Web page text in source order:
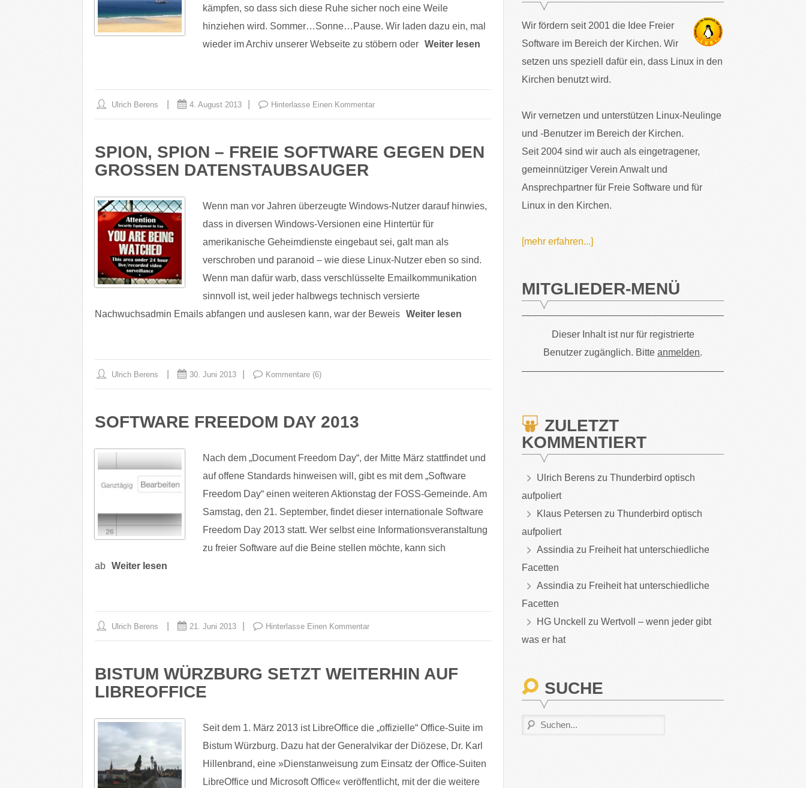
kämpfen, so dass sich diese Ruhe sicher noch eine Weile
hinziehen wird. Sommer…Sonne…Pause. Wir laden dazu ein, mal
wieder im Archiv unserer Webseite zu stöbern oder Weiter lesen
Ulrich Berens 4. August 2013 Hinterlasse Einen Kommentar
SPION, SPION – FREIE SOFTWARE GEGEN DEN
GROSSEN DATENSTAUBSAUGER
Wenn man vor Jahren überzeugte Windows-Nutzer darauf hinwies,
dass in diversen Windows-Versionen eine Hintertür für
amerikanische Geheimdienste eingebaut sei, galt man als
verschroben und paranoid – wie diese Linux-Nutzer eben so sind.
Wenn man dafür warb, dass verschlüsselte Emailkommunikation
sinnvoll ist, weil jeder halbwegs technisch versierte
Nachwuchsadmin Emails abfangen und auslesen kann, war der Beweis Weiter lesen
Ulrich Berens 30. Juni 2013 Kommentare (6)
SOFTWARE FREEDOM DAY 2013
Nach dem „Document Freedom Day“, der Mitte März stattfindet und
auf offene Standards hinweisen will, gibt es mit dem „Software
Freedom Day“ einen weiteren Aktionstag der FOSS-Gemeinde. Am
Samstag, den 21. September, findet dieser internationale Software
Freedom Day 2013 statt. Wer selbst eine Informationsveranstaltung
zu freier Software auf die Beine stellen möchte, kann sich
ab Weiter lesen
Ulrich Berens 21. Juni 2013 Hinterlasse Einen Kommentar
BISTUM WÜRZBURG SETZT WEITERHIN AUF
LIBREOFFICE
Seit dem 1. März 2013 ist LibreOffice die „offizielle“ Office-Suite im
Bistum Würzburg. Dazu hat der Generalvikar der Diözese, Dr. Karl
Hillenbrand, eine »Dienstanweisung zum Einsatz der Office-Suiten
LibreOffice und Microsoft Office« veröffentlicht, mit der die weitere
Wir fördern seit 2001 die Idee Freier
Software im Bereich der Kirchen. Wir
setzen uns speziell dafür ein, dass Linux in den
Kirchen benutzt wird.
Wir vernetzen und unterstützen Linux-Neulinge
und -Benutzer im Bereich der Kirchen.
Seit 2004 sind wir auch als eingetragener,
gemeinnütziger Verein Anwalt und
Ansprechpartner für Freie Software und für
Linux in den Kirchen.
[mehr erfahren...]
MITGLIEDER-MENÜ
Dieser Inhalt ist nur für registrierte
Benutzer zugänglich. Bitteanmelden.
ZULETZT
KOMMENTIERT
Ulrich Berenszu Thunderbird optisch
aufpoliert
Klaus Petersen zu Thunderbird optisch
aufpoliert
Assindia zu Freiheit hat unterschiedliche
Facetten
Assindia zu Freiheit hat unterschiedliche
Facetten
HG Unckell
zu Wertvoll – wenn jeder gibt
was er hat
SUCHE